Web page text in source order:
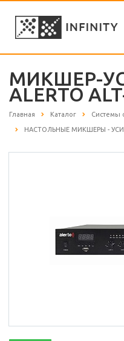
МИКШЕР-
ALERTO
Главная Каталог Системы
НАСТОЛЬНЫЕ МИКШЕРЫ -